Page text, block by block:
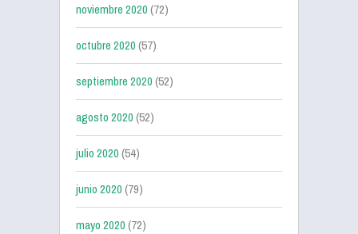
noviembre 2020(72)
octubre 2020(57)
septiembre 2020(52)
agosto 2020(52)
julio 2020(54)
junio 2020(79)
mayo 2020(72)